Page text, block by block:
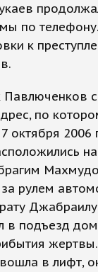
по
к
Павлюченков
по
октября 2006
на
рулем
в подъезд
в лифт,